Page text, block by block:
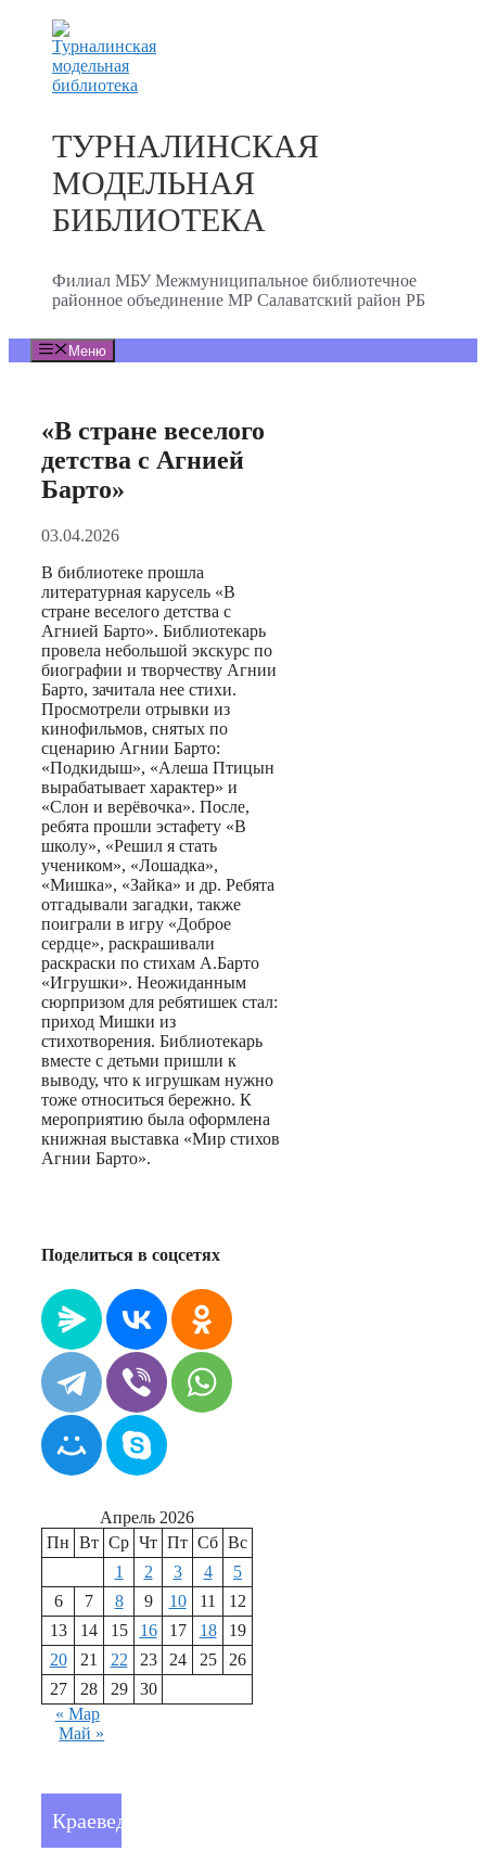
Перейти
содержимому
ТУРНАЛИНСКАЯ
МОДЕЛЬНАЯ
БИБЛИОТЕКА
Филиал МБУ Межмуниципальное библиотечное
районное объединение МР Салаватский район РБ
Меню
«В стране веселого
детства с Агнией
Барто»
03.04.2026
В библиотеке прошла
литературная карусель «В
стране веселого детства с
Агнией Барто». Библиотекарь
провела небольшой экскурс по
биографии и творчеству Агнии
Барто, зачитала нее стихи.
Просмотрели отрывки из
кинофильмов, снятых по
сценарию Агнии Барто:
«Подкидыш», «Алеша Птицын
вырабатывает характер» и
«Слон и верёвочка». После,
ребята прошли эстафету «В
школу», «Решил я стать
учеником», «Лошадка»,
«Мишка», «Зайка» и др. Ребята
отгадывали загадки, также
поиграли в игру «Доброе
сердце», раскрашивали
раскраски по стихам А.Барто
«Игрушки». Неожиданным
сюрпризом для ребятишек стал:
приход Мишки из
стихотворения. Библиотекарь
вместе с детьми пришли к
выводу, что к игрушкам нужно
тоже относиться бережно. К
мероприятию была оформлена
книжная выставка «Мир стихов
Агнии Барто».
Поделиться в соцсетях
Апрель 2026
Пн Вт Ср Чт Пт Сб Вс
1
2 3 4
5
6
7 8 9 10 11
12
13
14 15 16 17 18
19
20
21 22 23 24 25
26
27
28 29
30
« Мар
Май »
Краеведение